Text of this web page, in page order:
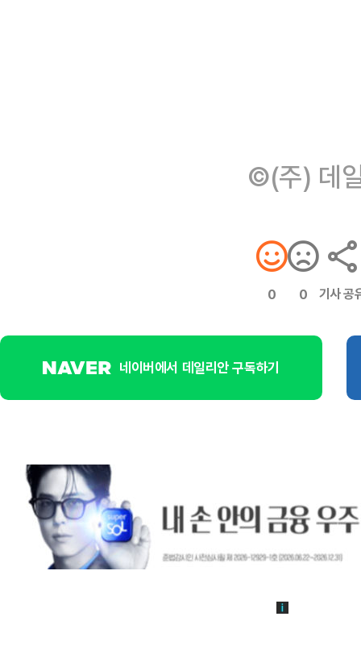
©(주) 데
0 0 기사 공
네이버에서 데일리안 구독하기